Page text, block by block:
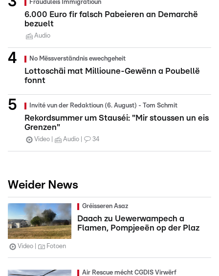
Frauduléis Immigratioun
6.000 Euro fir falsch Pabeieren an Demarchë
bezuelt
Audio
No Mëssverständnis ewechgeheit
Lottoschäi mat Millioune-Gewënn a Poubellë
fonnt
Invité vun der Redaktioun (6. August) - Tom Schmit
Rekordsummer um Stauséi: "Mir stoussen un eis
Grenzen"
Video Audio 34
Weider News
Gréisseren Asaz
Daach zu Uewerwampech a
Flamen, Pompjeeën op der Plaz
Video Fotoen
Air Rescue mécht CGDIS Virwërf